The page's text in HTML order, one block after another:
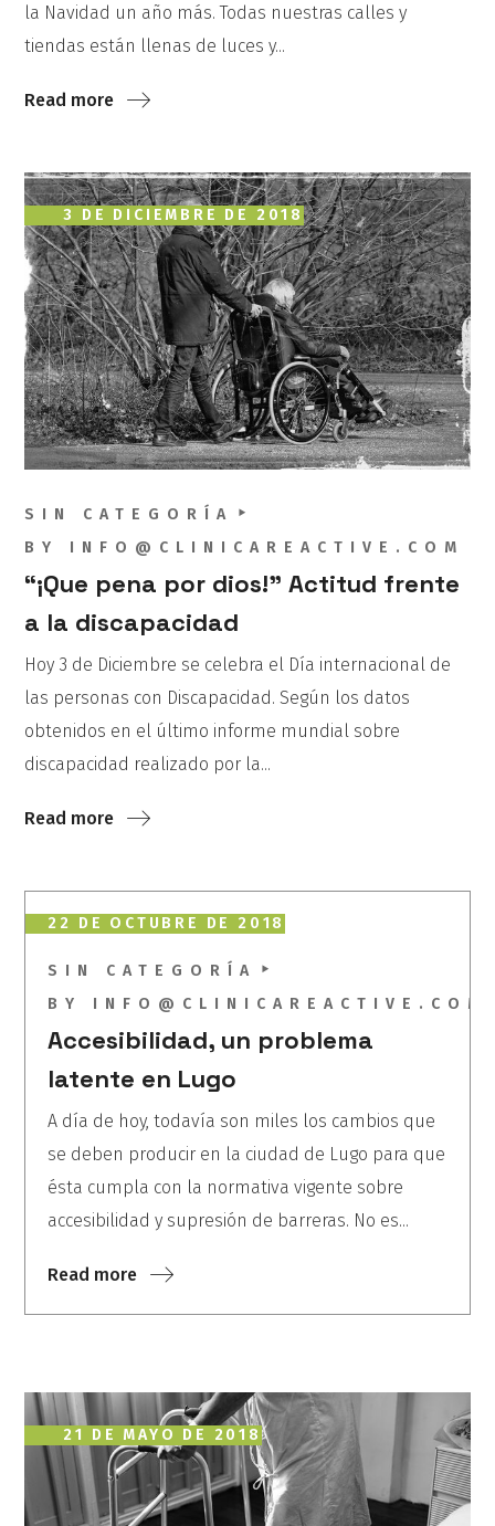
la Navidad un año más. Todas nuestras calles y
tiendas están llenas de luces y...
Read more
3 DE DICIEMBRE DE 2018
SIN CATEGORÍA
BY INFO@CLINICAREACTIVE.COM
“¡Que pena por dios!” Actitud frente
a la discapacidad
Hoy 3 de Diciembre se celebra el Día internacional de
las personas con Discapacidad. Según los datos
obtenidos en el último informe mundial sobre
discapacidad realizado por la...
Read more
22 DE OCTUBRE DE 2018
SIN CATEGORÍA
BY INFO@CLINICAREACTIVE.COM
Accesibilidad, un problema
latente en Lugo
A día de hoy, todavía son miles los cambios que
se deben producir en la ciudad de Lugo para que
ésta cumpla con la normativa vigente sobre
accesibilidad y supresión de barreras. No es...
Read more
21 DE MAYO DE 2018